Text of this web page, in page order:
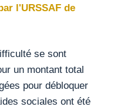
l'URSSAF de
se sont
un montant total
pour débloquer
sociales ont été